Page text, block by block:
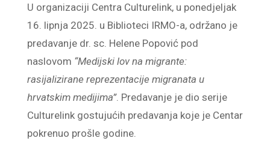
U organizaciji Centra Culturelink, u ponedjeljak
16. lipnja 2025. u Biblioteci IRMO-a, održano je
predavanje dr. sc. Helene Popović pod
naslovom “Medijski lov na migrante:
rasijalizirane reprezentacije migranata u
hrvatskim medijima”. Predavanje je dio serije
Culturelink gostujućih predavanja koje je Centar
pokrenuo prošle godine.